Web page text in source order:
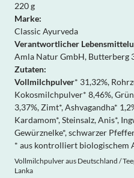
220 g
Marke:
Classic Ayurveda
Verantwortlicher
Amla Natur GmbH, Butterberg
Zutaten:
Vollmilchpulver* 31,32%,
Kokosmilchpulver* 8,46%,
3,37%, Zimt*, Ashvagandha*
Kardamom*, Steinsalz, Anis*,
Gewürznelke*, schwarzer
* aus kontrolliert biologischem
Vollmilchpulver aus Deutschland /
Lanka